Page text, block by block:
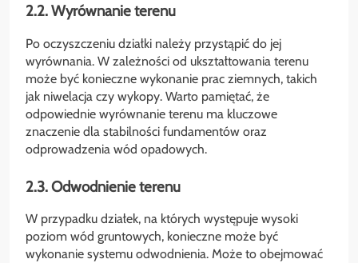
2.2. Wyrównanie terenu
Po oczyszczeniu działki należy przystąpić do jej
wyrównania. W zależności od ukształtowania terenu
może być konieczne wykonanie prac ziemnych, takich
jak niwelacja czy wykopy. Warto pamiętać, że
odpowiednie wyrównanie terenu ma kluczowe
znaczenie dla stabilności fundamentów oraz
odprowadzenia wód opadowych.
2.3. Odwodnienie terenu
W przypadku działek, na których występuje wysoki
poziom wód gruntowych, konieczne może być
wykonanie systemu odwodnienia. Może to obejmować